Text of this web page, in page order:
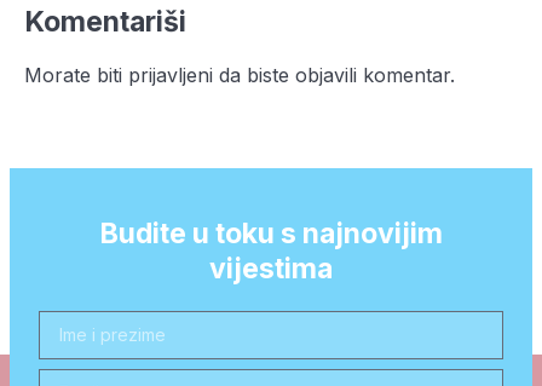
Komentariši
Morate biti prijavljeni da biste objavili komentar.
Budite u toku s najnovijim
vijestima